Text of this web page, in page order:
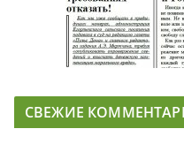
СВЕЖИЕ